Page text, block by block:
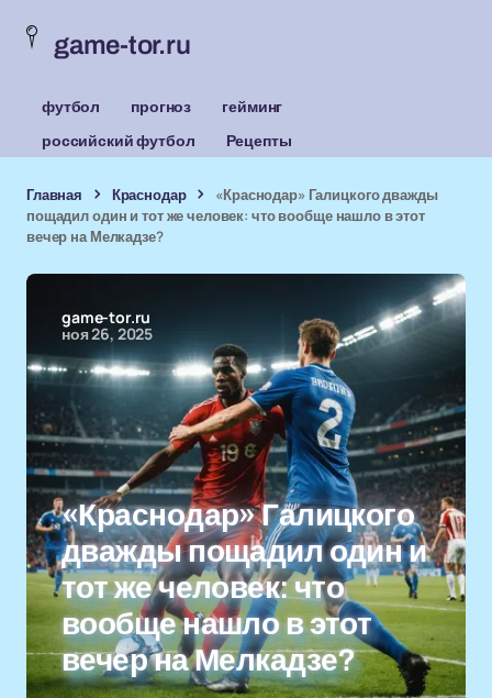
game-tor.ru
футбол прогноз
гейминг
российский футбол
Рецепты
Главная Краснодар
«Краснодар» Галицкого дважды
пощадил один и тот же человек: что вообще нашло в этот
вечер на Мелкадзе?
game-tor.ru
ноя 26, 2025
«Краснодар» Галицкого
дважды пощадил один и
тот же человек: что
вообще нашло в этот
вечер на Мелкадзе?